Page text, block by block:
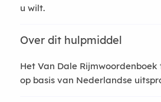
u wilt.
Over dit hulpmiddel
Het Van Dale
op basis van Nederlandse